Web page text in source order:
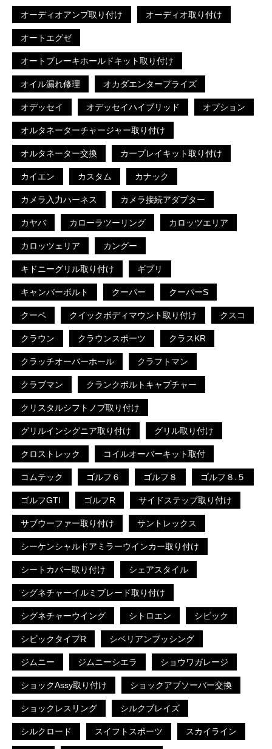
オーディオアンプ取り付け オーディオ取り付け
オートエグゼ
オートブレーキホールドキット取り付け
オイル漏れ修理 オカダエンタープライズ
オデッセイ オデッセイハイブリッド オプション
オルタネーターチャージャー取り付け
オルタネーター交換 カープレイキット取り付け
カイエン カスタム カナック
カメラ入力ハーネス カメラ接続アダプター
カヤバ カローラツーリング カロッツエリア
カロッツェリア カングー
キドニーグリル取り付け ギブリ
キャンバーボルト クーパー クーパーS
クーペ クイックボディマウント取り付け クスコ
クラウン クラウンスポーツ クラスKR
クラッチオーバーホール クラフトマン
クラブマン クランクボルトキャプチャー
クリスタルシフトノブ取り付け
グリルインシグニア取り付け グリル取り付け
クロストレック コイルオーバーキット取付
コムテック ゴルフ６ ゴルフ８ ゴルフ８.５
ゴルフGTI ゴルフR サイドステップ取り付け
サブウーファー取り付け サントレックス
シーケンシャルドアミラーウインカー取り付け
シートカバー取り付け シェアスタイル
シグネチャーイルミブレード取り付け
シグネチャーウイング シトロエン シビック
シビックタイプR シベリアンブッシング
ジムニー ジムニーシエラ ショウワガレージ
ショックAssy取り付け ショックアブソーバー交換
ショックレスリング シルクブレイズ
シルクロード スイフトスポーツ スカイライン